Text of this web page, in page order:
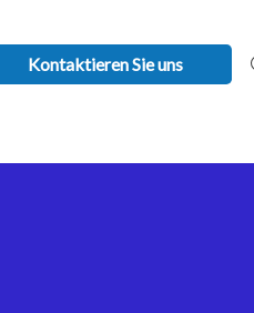
Kontaktieren Sie uns